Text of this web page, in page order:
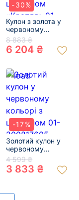
-30%
Кулон з золота у
червоному
кольорі з
цирконом
«Крапля» 01-
8 883 ₴
6 204 ₴
-17%
Золотий кулон у
червоному
кольорі з
цирконом 01-
200817605
4 599 ₴
3 833 ₴